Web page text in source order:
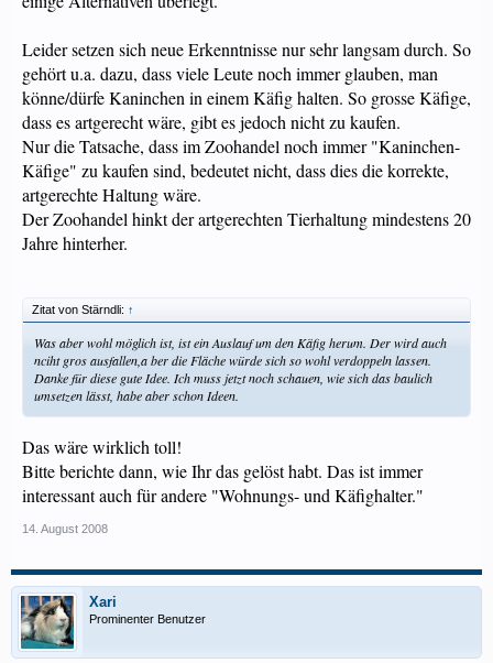
Leider setzen sich neue Erkenntnisse nur sehr langsam durch. So
gehört u.a. dazu, dass viele Leute noch immer glauben, man
könne/dürfe Kaninchen in einem Käfig halten. So grosse Käfige,
dass es artgerecht wäre, gibt es jedoch nicht zu kaufen.
Nur die Tatsache, dass im Zoohandel noch immer "Kaninchen-
Käfige" zu kaufen sind, bedeutet nicht, dass dies die korrekte,
artgerechte Haltung wäre.
Der Zoohandel hinkt der artgerechten Tierhaltung mindestens 20
Jahre hinterher.
Zitat von Stärndli: ↑
Was aber wohl möglich ist, ist ein Auslauf um den Käfig herum. Der wird auch
nciht gros ausfallen,a ber die Fläche würde sich so wohl verdoppeln lassen.
Danke für diese gute Idee. Ich muss jetzt noch schauen, wie sich das baulich
umsetzen lässt, habe aber schon Ideen.
Das wäre wirklich toll!
Bitte berichte dann, wie Ihr das gelöst habt. Das ist immer
interessant auch für andere "Wohnungs- und Käfighalter."
14. August 2008
Xari
Prominenter Benutzer